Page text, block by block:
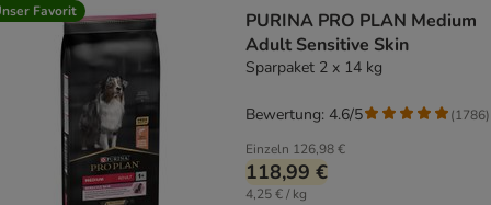
Favorit
PURINA PRO PLAN Medium
Adult Sensitive Skin
Sparpaket 2 x 14 kg
Einzeln 126,98 €
118,99 €
4,25 € / kg
Bewertung: 4.6/5 (1786)